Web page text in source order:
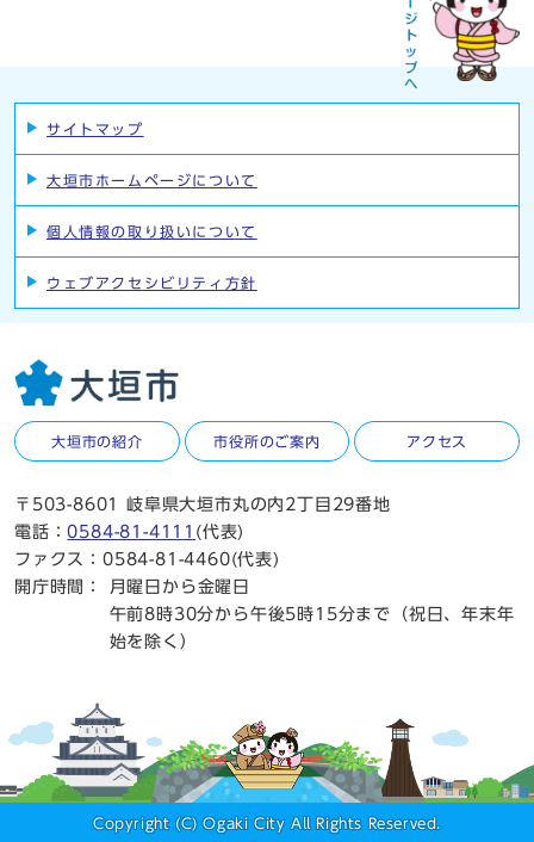
サイトマップ
大垣市ホームページについて
個人情報の取り扱いについて
ウェブアクセシビリティ方針
大垣市の紹介 市役所のご案内 アクセス
〒503-8601 岐阜県大垣市丸の内2丁目29番地
電話：0584-81-4111 (代表)
ファクス：0584-81-4460(代表)
開庁時間：
月曜日から金曜日
午前8時30分から午後5時15分まで（祝日、年末年
始を除く）
Copyright (C) Ogaki City All Rights Reserved.